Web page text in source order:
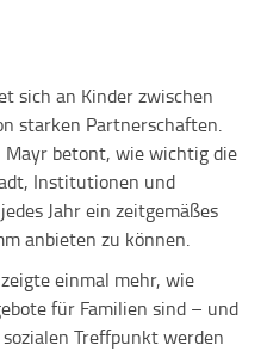
sich an Kinder zwischen
starken Partnerschaften.
betont, wie wichtig die
Institutionen und
Jahr ein zeitgemäßes
anbieten zu können.
einmal mehr, wie
für Familien sind – und
Treffpunkt werden